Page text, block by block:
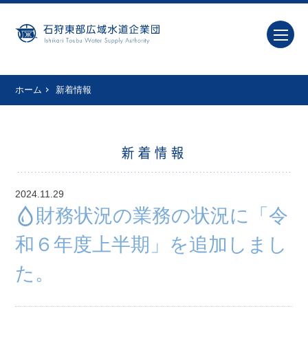
ホーム 新着情報
新着情報
2024.11.29
財務状況の業務の状況に「令
和６年度上半期」を追加しまし
た。